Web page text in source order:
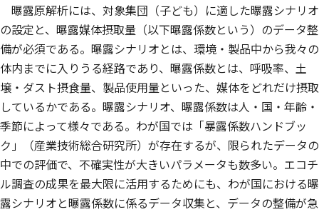
曝露原解析には、対象集団（子ども）に適した曝露シナリオ
の設定と、曝露媒体摂取量（以下曝露係数という）のデータ整
備が必須である。曝露シナリオとは、環境・製品中から我々の
体内までに入りうる経路であり、曝露係数とは、呼吸率、土
壌・ダスト摂食量、製品使用量といった、媒体をどれだけ摂取
しているかである。曝露シナリオ、曝露係数は人・国・年齢・
季節によって様々である。わが国では「暴露係数ハンドブッ
ク」（産業技術総合研究所）が存在するが、限られたデータの
中での評価で、不確実性が大きいパラメータも数多い。エコチ
ル調査の成果を最大限に活用するためにも、わが国における曝
露シナリオと曝露係数に係るデータ収集と、データの整備が急